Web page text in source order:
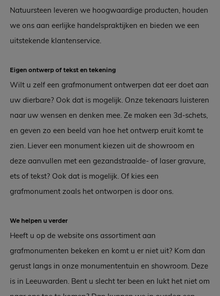
Natuursteen leveren we hoogwaardige producten, houden
we ons aan eerlijke handelspraktijken en bieden we een
uitstekende klantenservice.
Eigen ontwerp of tekst en tekening
Wilt u zelf een grafmonument ontwerpen dat eer doet aan
uw dierbare? Ook dat is mogelijk. Onze tekenaars luisteren
naar uw wensen en denken mee. Ze maken een 3d-schets,
en geven zo een beeld van hoe het ontwerp eruit komt te
zien. Liever een monument kiezen uit de showroom en
deze aanvullen met een gezandstraalde- of laser gravure,
ets of tekst? Ook dat is mogelijk. Of kies een
grafmonument zoals het ontworpen is door ons.
We helpen u verder
Heeft u op de website ons assortiment aan
grafmonumenten bekeken en komt u er niet uit? Kom dan
gerust langs in onze monumententuin en showroom. Deze
is in Leeuwarden. Bent u slecht ter been en lukt het niet om